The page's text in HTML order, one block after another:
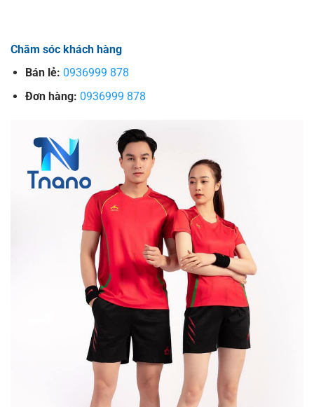
Chăm sóc khách hàng
Bán lẻ: 0936999 878
Đơn hàng: 0936999 878